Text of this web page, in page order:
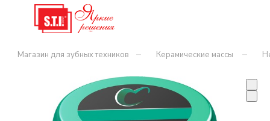
Магазин для зубных техников – Керамические массы –